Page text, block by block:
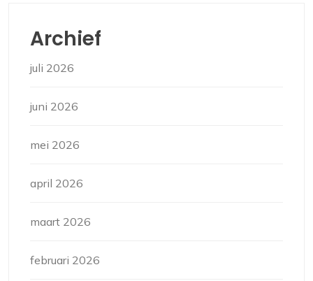
Archief
juli 2026
juni 2026
mei 2026
april 2026
maart 2026
februari 2026